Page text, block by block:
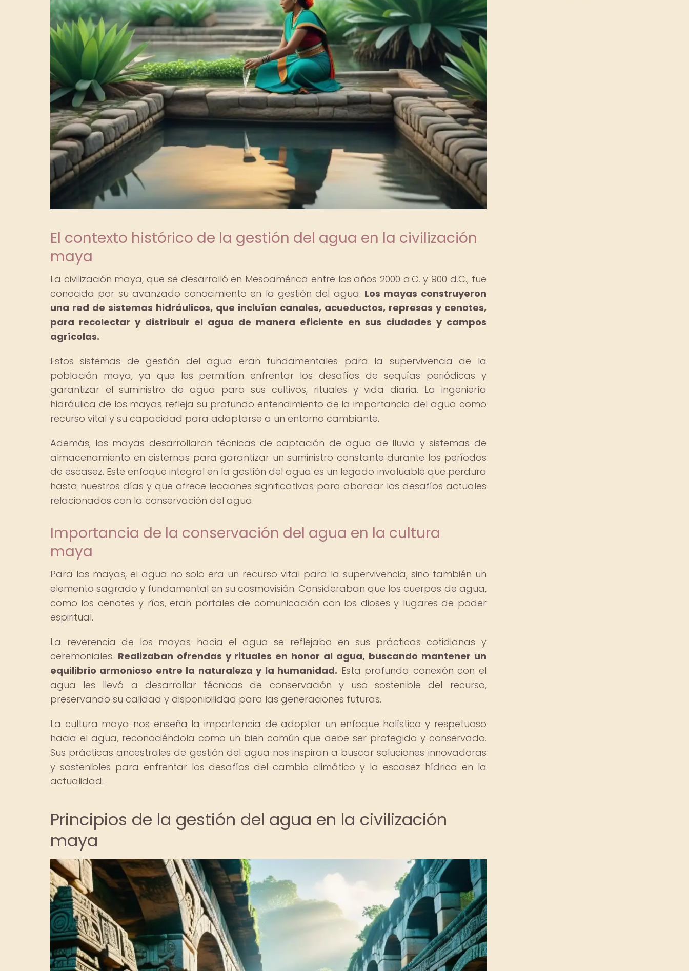
El contexto histórico de la gestión del agua en la civilización
maya
La civilización maya, que se desarrolló en Mesoamérica entre los años 2000 a.C. y 900 d.C., fue
conocida por su avanzado conocimiento en la gestión del agua. Los mayas construyeron
una red de sistemas hidráulicos, que incluían canales, acueductos, represas y cenotes,
para recolectar y distribuir el agua de manera eficiente en sus ciudades y campos
agrícolas.
Estos sistemas de gestión del agua eran fundamentales para la supervivencia de la
población maya, ya que les permitían enfrentar los desafíos de sequías periódicas y
garantizar el suministro de agua para sus cultivos, rituales y vida diaria. La ingeniería
hidráulica de los mayas refleja su profundo entendimiento de la importancia del agua como
recurso vital y su capacidad para adaptarse a un entorno cambiante.
Además, los mayas desarrollaron técnicas de captación de agua de lluvia y sistemas de
almacenamiento en cisternas para garantizar un suministro constante durante los períodos
de escasez. Este enfoque integral en la gestión del agua es un legado invaluable que perdura
hasta nuestros días y que ofrece lecciones significativas para abordar los desafíos actuales
relacionados con la conservación del agua.
Importancia de la conservación del agua en la cultura
maya
Para los mayas, el agua no solo era un recurso vital para la supervivencia, sino también un
elemento sagrado y fundamental en su cosmovisión. Consideraban que los cuerpos de agua,
como los cenotes y ríos, eran portales de comunicación con los dioses y lugares de poder
espiritual.
La reverencia de los mayas hacia el agua se reflejaba en sus prácticas cotidianas y
ceremoniales. Realizaban ofrendas y rituales en honor al agua, buscando mantener un
equilibrio armonioso entre la naturaleza y la humanidad. Esta profunda conexión con el
agua les llevó a desarrollar técnicas de conservación y uso sostenible del recurso,
preservando su calidad y disponibilidad para las generaciones futuras.
La cultura maya nos enseña la importancia de adoptar un enfoque holístico y respetuoso
hacia el agua, reconociéndola como un bien común que debe ser protegido y conservado.
Sus prácticas ancestrales de gestión del agua nos inspiran a buscar soluciones innovadoras
y sostenibles para enfrentar los desafíos del cambio climático y la escasez hídrica en la
actualidad.
Principios de la gestión del agua en la civilización
maya